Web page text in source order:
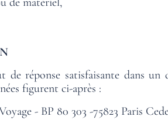
réponse satisfaisante dans
figurent ci-après :
- BP 80 303 -75823 Paris